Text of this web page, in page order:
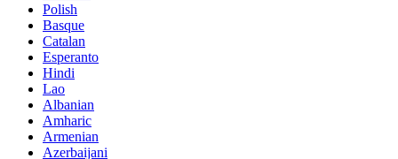
Polish
Basque
Catalan
Esperanto
Hindi
Lao
Albanian
Amharic
Armenian
Azerbaijani